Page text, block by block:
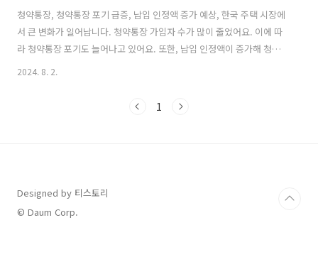
청약통장, 청약통장 포기 급증, 납입 인정액 증가 예상, 한국 주택 시장에
서 큰 변화가 일어납니다. 청약통장 가입자 수가 많이 줄었어요. 이에 따
라 청약통장 포기도 늘어나고 있어요. 또한, 납입 인정액이 증가해 청약
가점제도도 바뀌고 있어요. 이 기사에서는 이런 변화의 이유와 영향, 그
현황 데이터 확인하기 🏛️ 정부정책과 보조금 정책자금 및 지원 혜택 🎁
2024. 8. 2.
1
Designed by 티스토리
© Daum Corp.